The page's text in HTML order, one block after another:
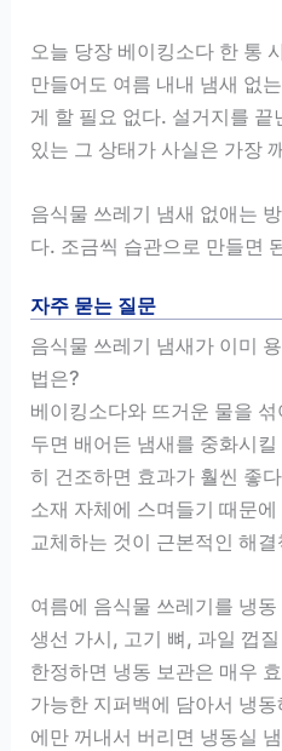
오늘 당장 베이킹소다 한 통
만들어도 여름 내내 냄새 없
게 할 필요 없다. 설거지를
있는 그 상태가 사실은 가장
음식물 쓰레기 냄새 없애는
다. 조금씩 습관으로 만들면
자주 묻는 질문
음식물 쓰레기 냄새가 이미
법은?
베이킹소다와 뜨거운 물을
두면 배어든 냄새를 중화시
히 건조하면 효과가 훨씬 좋
소재 자체에 스며들기 때문
교체하는 것이 근본적인 해
여름에 음식물 쓰레기를 냉
생선 가시, 고기 뼈, 과일 껍
한정하면 냉동 보관은 매우
가능한 지퍼백에 담아서 냉
에만 꺼내서 버리면 냉동실